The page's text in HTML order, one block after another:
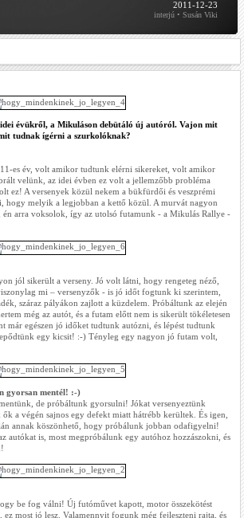
2011-12-23
interjú • Susán Viki
évükről, a Mikuláson debütáló új autóról. Vajon mit
tudnak ígérni a szurkolóknak?
es év, volt amikor tudtunk elérni sikereket, volt amikor
velünk, az idei évben ez volt a jellemzőbb probléma
ez! A versenyek közül nekem a bükfürdői és veszprémi
hogy melyik a legjobban a kettő közül. A murvát nagyon
én arra voksolok, így az utolsó futamunk - a Mikulás Rallye -
jól sikerült a verseny. Jó volt látni, hogy rengeteg néző,
mi – versenyzők - is jó időt fogtunk ki szerintem,
száraz pályákon zajlott a küzdelem. Próbáltunk az elején
még az autót, és a futam előtt nem is sikerült tökéletesen
már egészen jó időket tudtunk autózni, és lépést tudtunk
egy kicsit! :-) Tényleg egy nagyon jó futam volt,
gyorsan mentél! :-)
de próbáltunk gyorsulni! Jókat versenyeztünk
a végén sajnos egy defekt miatt hátrébb kerültek. És igen,
annak köszönhető, hogy próbálunk jobban odafigyelni!
autókat is, most megpróbálunk egy autóhoz hozzászokni, és
be fog válni! Új futóművet kapott, motor összekötést
most jó lesz. Valamennyit fogunk még fejleszteni rajta, és